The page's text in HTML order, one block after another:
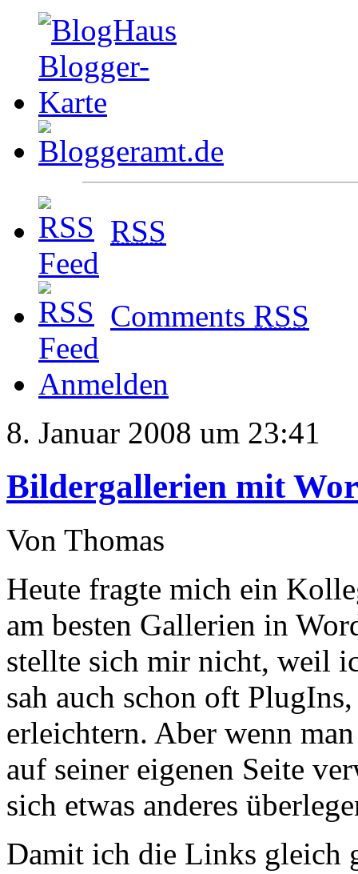
RSS
Comments RSS
Anmelden
8. Januar 2008 um 23:41
Bildergallerien mit
Von Thomas
Heute fragte mich ein
am besten Gallerien in
stellte sich mir nicht, weil
sah auch schon oft
erleichtern. Aber wenn
auf seiner eigenen Seite
sich etwas anderes
Damit ich die Links gleich